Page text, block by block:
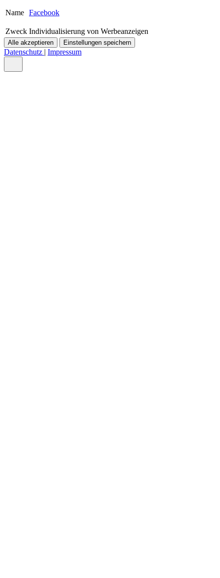
Name Facebook
Zweck Individualisierung von Werbeanzeigen
Alle akzeptieren Einstellungen speichern
Datenschutz | Impressum